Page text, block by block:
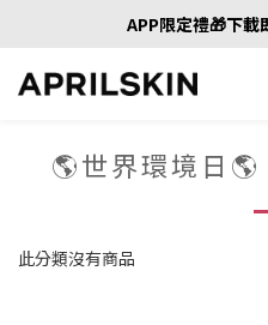
APP限定禮🎁下載
🌎世界環境日
此分類沒有商品